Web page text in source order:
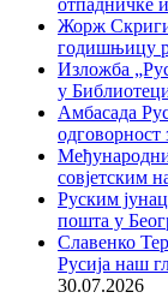
отпадничке
Жорж
годишњицу
Изложба
у
Амбасада
одговорност
совјетским
Руским
пошта у
Славенко
Русија наш
30.07.2026